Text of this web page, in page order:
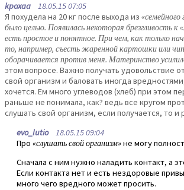
kpoxaa 18.05.15 07:05
Я похудела на 20 кг после выхода из «семейного
было целью. Появилась некоторая брезгливость
есть простое и понятное. При чем, как только
то, например, съесть жаренной картошки или
оборачивается против меня. Материнство
этом вопросе. Важно получать удовольствие
свой организм и баловать иногда
хочется. Ем много углеводов (хлеб) при этом
раньше не понимала, как? ведь все кругом
слушать свой организм, если получается, то и
evo_lutio18.05.15 09:04
Про «слушать свой организм»не могу
Сначала с ним нужно наладить контакт, а
Если контакта нет и есть нездоровые
много чего вредного может просить.